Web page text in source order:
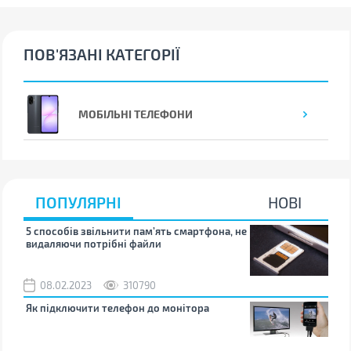
ПОВ'ЯЗАНІ КАТЕГОРІЇ
МОБІЛЬНІ ТЕЛЕФОНИ
ПОПУЛЯРНІ НОВІ
5 способів звільнити пам’ять смартфона, не
видаляючи потрібні файли
08.02.2023
310790
Як підключити телефон до монітора